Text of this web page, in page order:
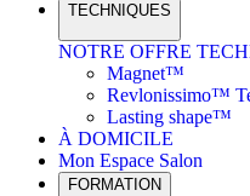
TECHNIQUES
NOTRE OFFRE
Magnet™
Revlonissimo™
Lasting shape™
À DOMICILE
Mon Espace Salon
FORMATION